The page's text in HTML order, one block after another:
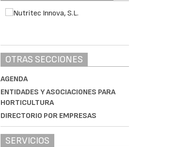
OTRAS SECCIONES
AGENDA
ENTIDADES Y ASOCIACIONES PARA
HORTICULTURA
DIRECTORIO POR EMPRESAS
SERVICIOS